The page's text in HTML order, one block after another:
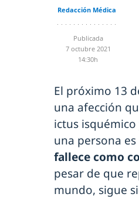
Redacción Médica
Publicada
7 octubre 2021
14:30h
El próximo 13
una afección
ictus
una persona
fallece como
pesar de que
mundo, sigue